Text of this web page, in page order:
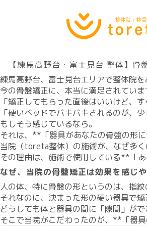
【練馬高野台・富士見台 整体】骨
練馬高野台、富士見台エリアで整体院を
今の骨盤矯正に、本当に満足されていま
「矯正してもらった直後はいいけど、
「硬いベッドでバキバキされるのが、少
​もしそう感じているなら。
それは、**「器具があなたの骨盤の形
当院（toreta整体）の施術が、なぜ多く
その理由は、施術で使用している**「
なぜ、当院の骨盤矯正は効果を感じ
人の体、特に骨盤の形というのは、指
それなのに、決まった形の硬い器具で
どうしても体と器具の間に「隙間」が
そこで当院がこだわったのが、**「器